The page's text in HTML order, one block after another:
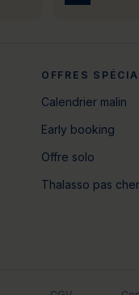
OFFRES
Calendrier malin
Early booking
Offre solo
Thalasso pas cher